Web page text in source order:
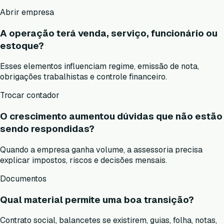
Abrir empresa
A operação terá venda, serviço, funcionário ou
estoque?
Esses elementos influenciam regime, emissão de nota,
obrigações trabalhistas e controle financeiro.
Trocar contador
O crescimento aumentou dúvidas que não estão
sendo respondidas?
Quando a empresa ganha volume, a assessoria precisa
explicar impostos, riscos e decisões mensais.
Documentos
Qual material permite uma boa transição?
Contrato social, balancetes se existirem, guias, folha, notas,